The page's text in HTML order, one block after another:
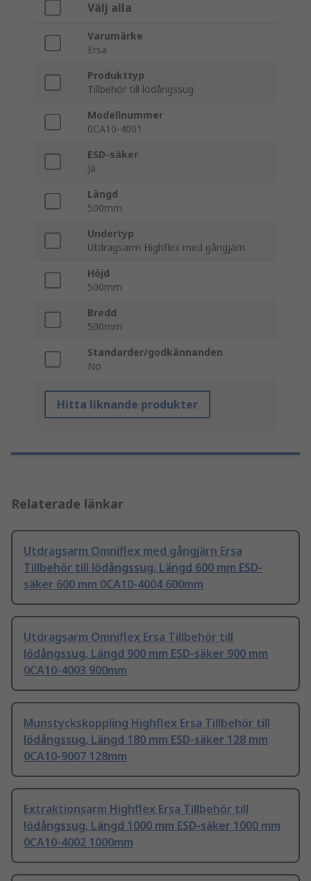
Välj alla
Varumärke
Ersa
Produkttyp
Tillbehör till lödångssug
Modellnummer
0CA10-4001
ESD-säker
Ja
Längd
500mm
Undertyp
Utdragsarm Highflex med gångjärn
Höjd
500mm
Bredd
500mm
Standarder/godkännanden
No
Hitta liknande produkter
Relaterade länkar
Utdragsarm Omniflex med gångjärn Ersa
Tillbehör till lödångssug, Längd 600 mm ESD-
säker 600 mm 0CA10-4004 600mm
Utdragsarm Omniflex Ersa Tillbehör till
lödångssug, Längd 900 mm ESD-säker 900 mm
0CA10-4003 900mm
Munstyckskoppling Highflex Ersa Tillbehör till
lödångssug, Längd 180 mm ESD-säker 128 mm
0CA10-9007 128mm
Extraktionsarm Highflex Ersa Tillbehör till
lödångssug, Längd 1000 mm ESD-säker 1000 mm
0CA10-4002 1000mm